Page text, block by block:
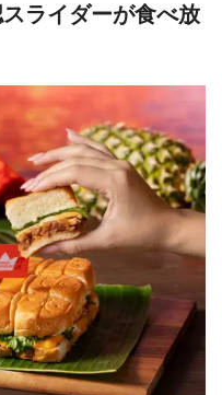
ライダーが食べ放